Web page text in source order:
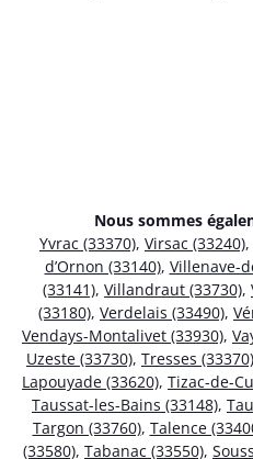
Nous sommes
Yvrac (33370), Virsac (33240),
d’Ornon (33140), Villenave-
(33141), Villandraut (33730),
(33180), Verdelais (33490),
Vendays-Montalivet (33930),
Uzeste (33730), Tresses (33370)
Lapouyade (33620), Tizac-de-
Taussat-les-Bains (33148),
Targon (33760), Talence
(33580), Tabanac (33550),